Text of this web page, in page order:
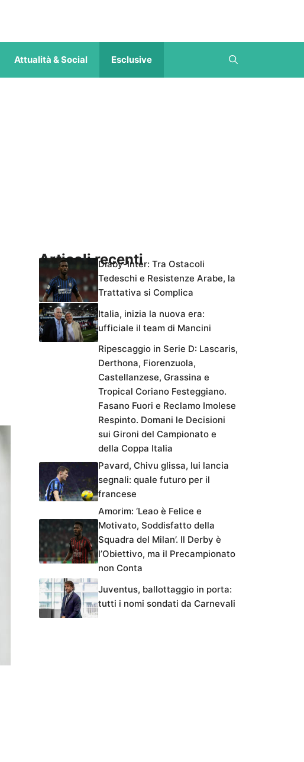
Attualità & Social Esclusive
Articoli recentiDiaby-Inter: Tra Ostacoli
Tedeschi e Resistenze Arabe, la
Trattativa si Complica
Italia, inizia la nuova era:
ufficiale il team di Mancini
Ripescaggio in Serie D: Lascaris,
Derthona, Fiorenzuola,
Castellanzese, Grassina e
Tropical Coriano Festeggiano.
Fasano Fuori e Reclamo Imolese
Respinto. Domani le Decisioni
sui Gironi del Campionato e
della Coppa Italia
Pavard, Chivu glissa, lui lancia
segnali: quale futuro per il
francese
Amorim: ‘Leao è Felice e
Motivato, Soddisfatto della
Squadra del Milan’. Il Derby è
l’Obiettivo, ma il Precampionato
non Conta
Juventus, ballottaggio in porta:
tutti i nomi sondati da Carnevali